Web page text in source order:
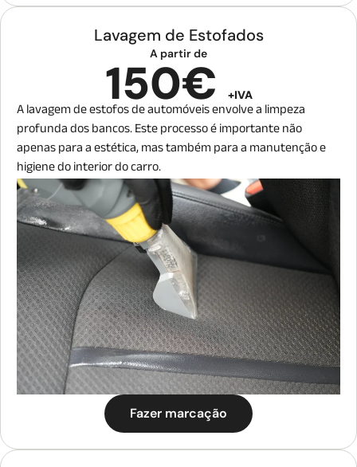
Aplicação de Selante de Pintura ( com durabilidade de
Lavagem de Estofados
A partir de
150€ +IVA
A lavagem de estofos de automóveis envolve a limpeza
profunda dos bancos. Este processo é importante não
apenas para a estética, mas também para a manutenção e
higiene do interior do carro.
Fazer marcação